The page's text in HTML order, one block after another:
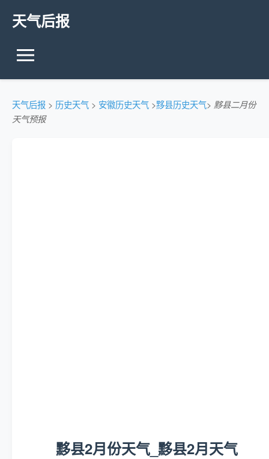
天气后报
天气后报 > 历史天气 > 安徽历史天气 >黟县历史天气> 黟县二月份
天气预报
黟县2月份天气_黟县2月天气